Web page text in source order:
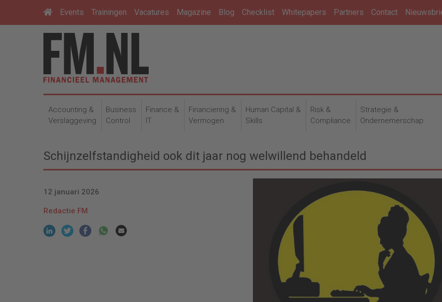
Events Trainingen Vacatures Magazine Blog Checklist Whitepapers Partners Contact
Accounting &
Verslaggeving
Business
Control
Finance &
IT
Financiering &
Vermogen
Human Capital &
Skills
Risk &
Compliance
Strategie &
Ondernemerschap
Schijnzelfstandigheid ook dit jaar nog welwillend behandeld
12 januari 2026
Redactie FM